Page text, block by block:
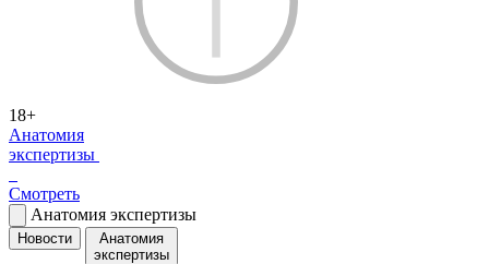
18+
Анатомия
экспертизы
Смотреть
Анатомия экспертизы
Новости
Анатомия
экспертизы